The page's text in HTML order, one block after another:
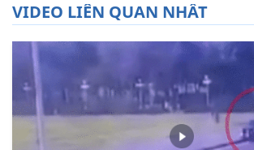
VIDEO LIÊN QUAN NHẤT